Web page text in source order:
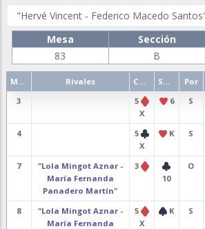
Mesa Sección
83
B
Rivales Por
3
5
X
6 S
4
5
X
K S
7
"Lola Mingot Aznar -
María Fernanda
Panadero Martín"
3
10
O
8
"Lola Mingot Aznar -
María Fernanda
5
X
K S